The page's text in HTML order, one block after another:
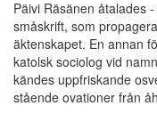
Päivi Räsänen åtalades
småskrift, som
äktenskapet. En annan
katolsk sociolog vid
kändes uppfriskande
stående ovationer från